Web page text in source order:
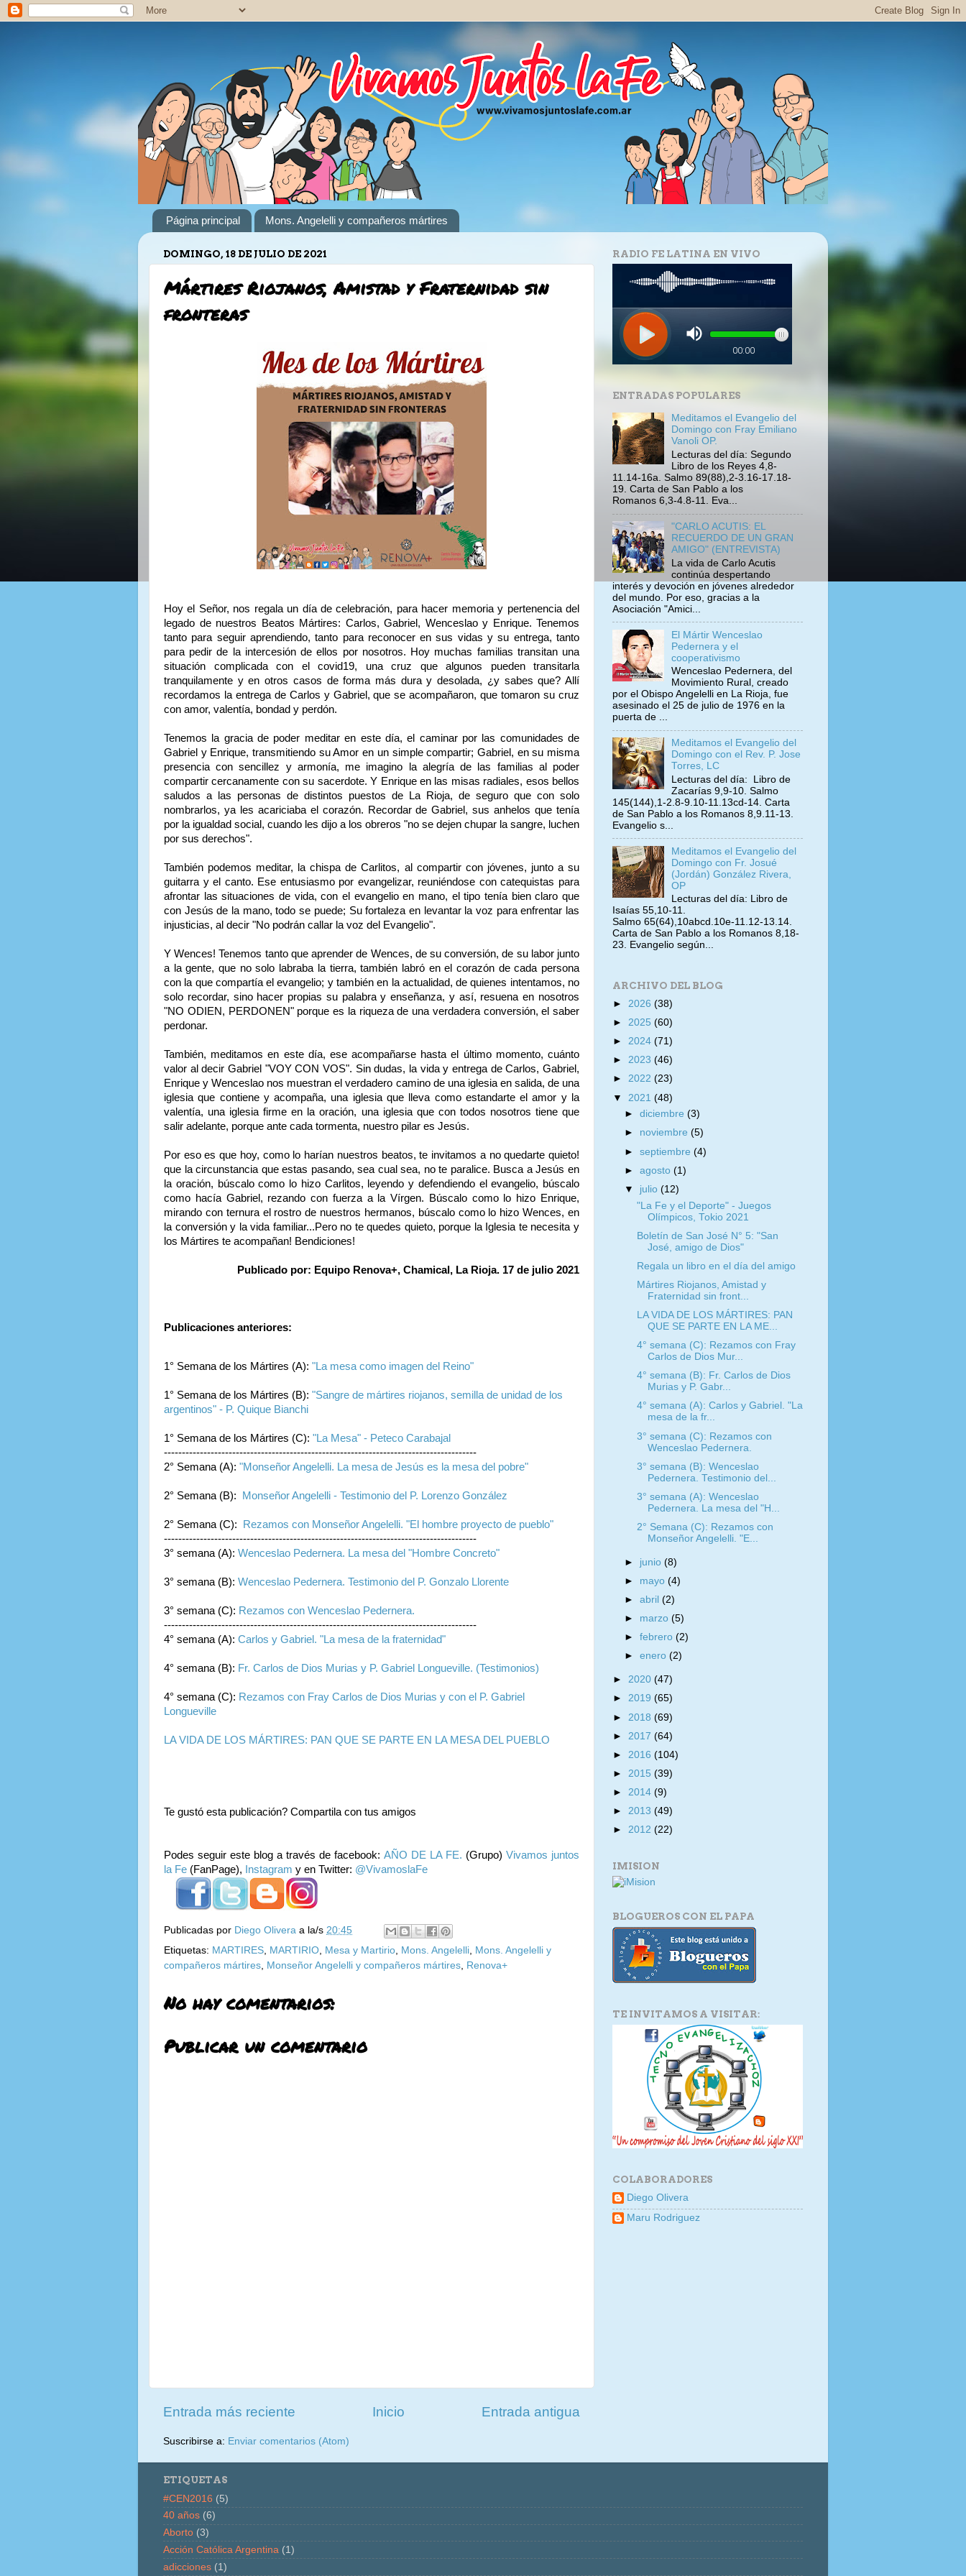
Página principal Mons. Angelelli y compañeros mártires
DOMINGO, 18 DE JULIO DE 2021
Mártires Riojanos, Amistad y Fraternidad sin
fronteras
Hoy el Señor, nos regala un día de celebración, para hacer memoria y pertenencia del
legado de nuestros Beatos Mártires: Carlos, Gabriel, Wenceslao y Enrique. Tenemos
tanto para seguir aprendiendo, tanto para reconocer en sus vidas y su entrega, tanto
para pedir de la intercesión de ellos por nosotros. Hoy muchas familias transitan una
situación complicada con el covid19, una cruz que algunos pueden transitarla
tranquilamente y en otros casos de forma más dura y desolada, ¿y sabes que? Allí
recordamos la entrega de Carlos y Gabriel, que se acompañaron, que tomaron su cruz
con amor, valentía, bondad y perdón.
Tenemos la gracia de poder meditar en este día, el caminar por las comunidades de
Gabriel y Enrique, transmitiendo su Amor en un simple compartir; Gabriel, en su misma
presencia con sencillez y armonía, me imagino la alegría de las familias al poder
compartir cercanamente con su sacerdote. Y Enrique en las misas radiales, esos bellos
saludos a las personas de distintos puestos de La Rioja, de seguro que con solo
nombrarlos, ya les acariciaba el corazón. Recordar de Gabriel, sus anhelos que tenía
por la igualdad social, cuando les dijo a los obreros "no se dejen chupar la sangre, luchen
por sus derechos".
También podemos meditar, la chispa de Carlitos, al compartir con jóvenes, junto a su
guitarra y el canto. Ese entusiasmo por evangelizar, reuniéndose con catequistas para
afrontar las situaciones de vida, con el evangelio en mano, el tipo tenía bien claro que
con Jesús de la mano, todo se puede; Su fortaleza en levantar la voz para enfrentar las
injusticias, al decir "No podrán callar la voz del Evangelio".
Y Wences! Tenemos tanto que aprender de Wences, de su conversión, de su labor junto
a la gente, que no solo labraba la tierra, también labró en el corazón de cada persona
con la que compartía el evangelio; y también en la actualidad, de quienes intentamos, no
solo recordar, sino hacer propias su palabra y enseñanza, y así, resuena en nosotros
"NO ODIEN, PERDONEN" porque es la riqueza de una verdadera conversión, el saber
perdonar.
También, meditamos en este día, ese acompañarse hasta el último momento, cuánto
valor al decir Gabriel "VOY CON VOS". Sin dudas, la vida y entrega de Carlos, Gabriel,
Enrique y Wenceslao nos muestran el verdadero camino de una iglesia en salida, de una
iglesia que contiene y acompaña, una iglesia que lleva como estandarte el amor y la
valentía, una iglesia firme en la oración, una iglesia que con todos nosotros tiene que
salir adelante, porque ante cada tormenta, nuestro pilar es Jesús.
Por eso es que hoy, como lo harían nuestros beatos, te invitamos a no quedarte quieto!
que la circunstancia que estas pasando, sea cual sea, no te paralice. Busca a Jesús en
la oración, búscalo como lo hizo Carlitos, leyendo y defendiendo el evangelio, búscalo
como hacía Gabriel, rezando con fuerza a la Vírgen. Búscalo como lo hizo Enrique,
mirando con ternura el rostro de nuestros hermanos, búscalo como lo hizo Wences, en
la conversión y la vida familiar...Pero no te quedes quieto, porque la Iglesia te necesita y
los Mártires te acompañan! Bendiciones!
Publicado por: Equipo Renova+, Chamical, La Rioja. 17 de julio 2021
Publicaciones anteriores:
1° Semana de los Mártires (A): "La mesa como imagen del Reino"
1° Semana de los Mártires (B): "Sangre de mártires riojanos, semilla de unidad de los
argentinos" - P. Quique Bianchi
1° Semana de los Mártires (C): "La Mesa" - Peteco Carabajal
---------------------------------------------------------------------------------------
2° Semana (A): "Monseñor Angelelli. La mesa de Jesús es la mesa del pobre"
2° Semana (B): Monseñor Angelelli - Testimonio del P. Lorenzo González
2° Semana (C):
Rezamos con Monseñor Angelelli. "El hombre proyecto de pueblo"
---------------------------------------------------------------------------------------
3° semana (A): Wenceslao Pedernera. La mesa del "Hombre Concreto"
3° semana (B): Wenceslao Pedernera. Testimonio del P. Gonzalo Llorente
3° semana (C): Rezamos con Wenceslao Pedernera.
---------------------------------------------------------------------------------------
4° semana (A): Carlos y Gabriel. "La mesa de la fraternidad"
4° semana (B): Fr. Carlos de Dios Murias y P. Gabriel Longueville. (Testimonios)
4° semana (C): Rezamos con Fray Carlos de Dios Murias y con el P. Gabriel
Longueville
LA VIDA DE LOS MÁRTIRES: PAN QUE SE PARTE EN LA MESA DEL PUEBLO
Te gustó esta publicación? Compartila con tus amigos
Podes seguir este blog a través de facebook: AÑO DE LA FE. (Grupo) Vivamos juntos
la Fe (FanPage), Instagram y en Twitter: @VivamoslaFe
Publicadas por Diego Olivera a la/s 20:45
Etiquetas: MARTIRES MARTIRIO Mesa y Martirio Mons. Angelelli
Mons. Angelelli y
compañeros mártires
Monseñor Angelelli y compañeros mártires Renova+
No hay comentarios:
Publicar un comentario
Entrada más reciente Entrada antigua
Inicio
Suscribirse a: Enviar comentarios (Atom)
RADIO FE LATINA EN VIVO
ENTRADAS POPULARES
Meditamos el Evangelio del
Domingo con Fray Emiliano
Vanoli OP.
Lecturas del día: Segundo
Libro de los Reyes 4,8-
11.14-16a. Salmo 89(88),2-3.16-17.18-
19. Carta de San Pablo a los
Romanos 6,3-4.8-11. Eva...
"CARLO ACUTIS: EL
RECUERDO DE UN GRAN
AMIGO" (ENTREVISTA)
La vida de Carlo Acutis
continúa despertando
interés y devoción en jóvenes alrededor
del mundo. Por eso, gracias a la
Asociación "Amici...
El Mártir Wenceslao
Pedernera y el
cooperativismo
Wenceslao Pedernera, del
Movimiento Rural, creado
por el Obispo Angelelli en La Rioja, fue
asesinado el 25 de julio de 1976 en la
puerta de ...
Meditamos el Evangelio del
Domingo con el Rev. P. Jose
Torres, LC
Lecturas del día: Libro de
Zacarías 9,9-10. Salmo
145(144),1-2.8-9.10-11.13cd-14. Carta
de San Pablo a los Romanos 8,9.11-13.
Evangelio s...
Meditamos el Evangelio del
Domingo con Fr. Josué
(Jordán) González Rivera,
OP
Lecturas del día: Libro de
Isaías 55,10-11.
Salmo 65(64),10abcd.10e-11.12-13.14.
Carta de San Pablo a los Romanos 8,18-
23. Evangelio según...
ARCHIVO DEL BLOG
► 2026 (38)
► 2025 (60)
► 2024 (71)
► 2023 (46)
► 2022 (23)
▼ 2021 (48)
►diciembre(3)
► noviembre(5)
►septiembre(4)
►agosto(1)
▼ julio(12)
"La Fe y el Deporte" - Juegos
Olímpicos, Tokio 2021
Boletín de San José N° 5: "San
José, amigo de Dios"
Regala un libro en el día del amigo
Mártires Riojanos, Amistad y
Fraternidad sin front...
LA VIDA DE LOS MÁRTIRES: PAN
QUE SE PARTE EN LA ME...
4° semana (C): Rezamos con Fray
Carlos de Dios Mur...
4° semana (B): Fr. Carlos de Dios
Murias y P. Gabr...
4° semana (A): Carlos y Gabriel. "La
mesa de la fr...
3° semana (C): Rezamos con
Wenceslao Pedernera.
3° semana (B): Wenceslao
Pedernera. Testimonio del...
3° semana (A): Wenceslao
Pedernera. La mesa del "H...
2° Semana (C): Rezamos con
Monseñor Angelelli. "E...
► junio(8)
► mayo(4)
►abril(2)
► marzo(5)
►febrero(2)
►enero(2)
► 2020 (47)
► 2019 (65)
► 2018 (69)
► 2017 (64)
► 2016 (104)
► 2015 (39)
► 2014 (9)
► 2013 (49)
► 2012 (22)
IMISION
BLOGUEROS CON EL PAPA
TE INVITAMOS A VISITAR:
COLABORADORES
Diego Olivera
Maru Rodriguez
ETIQUETAS
#CEN2016 (5)
40 años (6)
Aborto (3)
Acción Católica Argentina (1)
adicciones (1)